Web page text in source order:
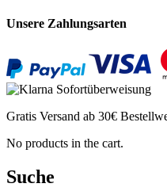
Unsere Zahlungsarten
Gratis Versand ab 30€
No products in the cart.
Suche